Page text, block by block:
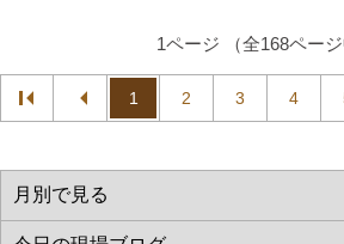
1ページ （全168ページ
1 2 3 4